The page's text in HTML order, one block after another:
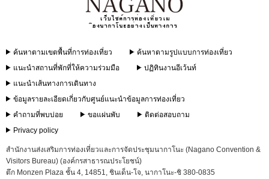
ค้นหาตามเขตพื้นที่การท่องเที่ยว
ค้นหาตามรูปแบบการท่องเที่ยว
แนะนำสถานที่พักที่ให้ความร่วมมือ
ปฏิทินงานอีเว้นท์
แนะนำเส้นทางการเดินทาง
ข้อมูลรายละเอียดเกี่ยวกับศูนย์แนะนำข้อมูลการท่องเที่ยว
คำถามที่พบบ่อย
ขอแผ่นพับ
ติดต่อสอบถาม
Privacy policy
สำนักงานส่งเสริมการท่องเที่ยวและการจัดประชุมนากาโนะ (Nagano Convention &
Visitors Bureau) (องค์กรสาธารณประโยชน์)
ตึก Monzen Plaza ชั้น 4, 14851, ชินเด็น-โจ, นากาโนะ-ชิ 380-0835